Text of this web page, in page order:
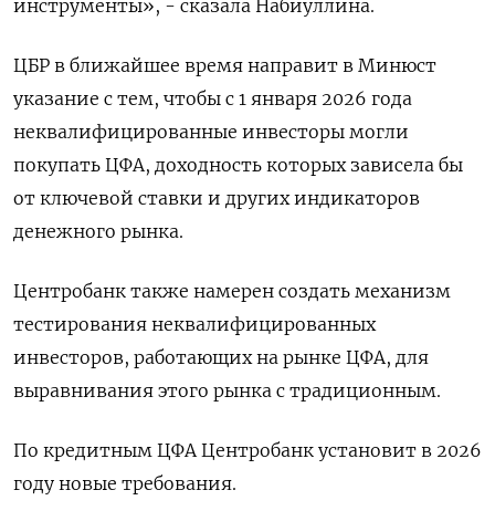
инструменты», - сказала Набиуллина.
ЦБР в ближайшее время направит в Минюст
указание с тем, чтобы с 1 января 2026 года
неквалифицированные инвесторы могли
покупать ЦФА, доходность которых зависела бы
от ключевой ставки и других индикаторов
денежного рынка.
Центробанк также намерен создать механизм
тестирования неквалифицированных
инвесторов, работающих на рынке ЦФА, для
выравнивания этого рынка с традиционным.
По кредитным ЦФА Центробанк установит в 2026
году новые требования.